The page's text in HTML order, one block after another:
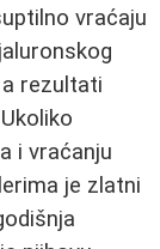
vraćaju
rezultati
i vraćanju
je zlatni